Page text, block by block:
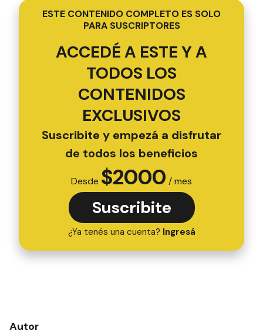
ESTE CONTENIDO COMPLETO ES SOLO
PARA SUSCRIPTORES
ACCEDÉ A ESTE Y A
TODOS LOS
CONTENIDOS
EXCLUSIVOS
Suscribite y empezá a disfrutar
de todos los beneficios
Desde $2000 / mes
Suscribite
¿Ya tenés una cuenta? Ingresá
Autor